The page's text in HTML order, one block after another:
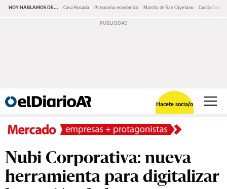
HOY HABLAMOS DE... Casa Rosada Panorama económico Marcha de San Cayetano García Cuerva
Hacete socia/o
Nubi Corporativa: nueva
herramienta para digitalizar